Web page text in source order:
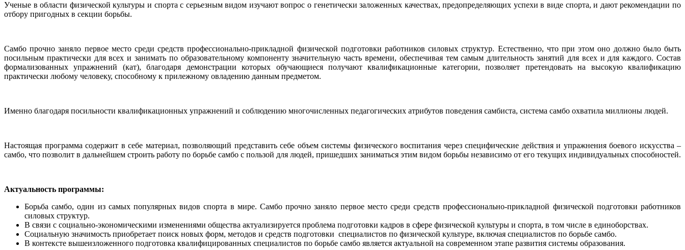
Ученые в области физической культуры и спорта с серьезным видом изучают вопрос о генетически заложенных качествах, предопределяющих успехи в виде спорта, и дают рекомендации по
отбору пригодных в секции борьбы.
Самбо прочно заняло первое место среди средств профессионально-прикладной физической подготовки работников силовых структур. Естественно, что при этом оно должно было быть
посильным практически для всех и занимать по образовательному компоненту значительную часть времени, обеспечивая тем самым длительность занятий для всех и для каждого. Состав
формализованных упражнений (кат), благодаря демонстрации которых обучающиеся получают квалификационные категории, позволяет претендовать на высокую квалификацию
практически любому человеку, способному к прилежному овладению данным предметом.
Именно благодаря посильности квалификационных упражнений и соблюдению многочисленных педагогических атрибутов поведения самбиста, система самбо охватила миллионы людей.
Настоящая программа содержит в себе материал, позволяющий представить себе объем системы физического воспитания через специфические действия и упражнения боевого искусства –
самбо, что позволит в дальнейшем строить работу по борьбе самбо с пользой для людей, пришедших заниматься этим видом борьбы независимо от его текущих индивидуальных способностей.
Актуальность программы:
Борьба самбо, один из самых популярных видов спорта в мире. Самбо прочно заняло первое место среди средств профессионально-прикладной физической подготовки работников
силовых структур.
В связи с социально-экономическими изменениями общества актуализируется проблема подготовки кадров в сфере физической культуры и спорта, в том числе в единоборствах.
Социальную значимость приобретает поиск новых форм, методов и средств подготовки специалистов по физической культуре, включая специалистов по борьбе самбо.
В контексте вышеизложенного подготовка квалифицированных специалистов по борьбе самбо является актуальной на современном этапе развития системы образования.